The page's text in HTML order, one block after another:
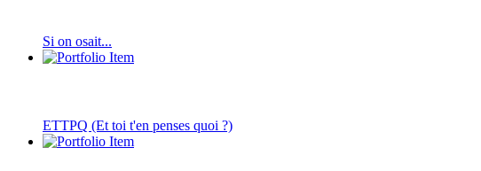
Si on osait...
ETTPQ (Et toi t'en penses quoi ?)